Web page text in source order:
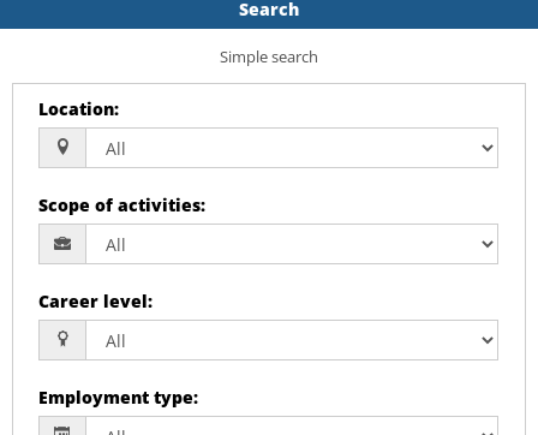
Search
Simple search
Location:
Scope of activities:
Career level:
Employment type: